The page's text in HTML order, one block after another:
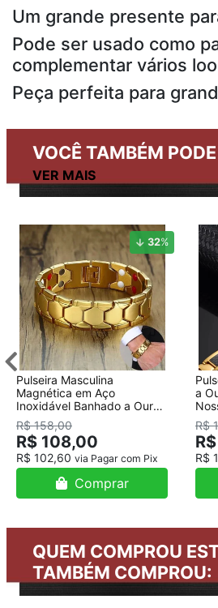
Um grande presente
Pode ser usado como
complementar vários
Peça perfeita para
VOCÊ TAMBÉM
32%
Pulseira Masculina
Magnética em Aço
Inoxidável Banhado a Ouro
18K
R$ 158,00
R$ 108,00
R$ 102,60 via Pagar com Pix
Comprar
a
R$
R$
QUEM COMPROU
TAMBÉM COMPROU: